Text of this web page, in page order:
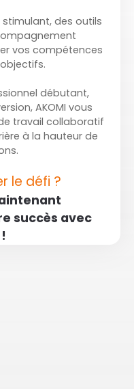
des outils
vos compétences
débutant,
AKOMI vous
travail collaboratif
à la hauteur de
le défi ?
succès avec